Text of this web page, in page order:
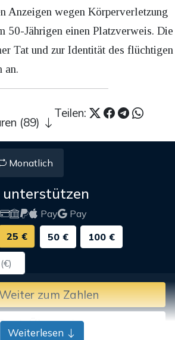
Anzeigen wegen Körperverletzung
50-Jährigen einen Platzverweis. Die
Tat und zur Identität des flüchtigen
an.
Teilen:
(89)
Monatlich
unterstützen
Pay
Pay
25 € 50 € 100 €
zum Zahlen
Bank-Überweisung
Weiterlesen